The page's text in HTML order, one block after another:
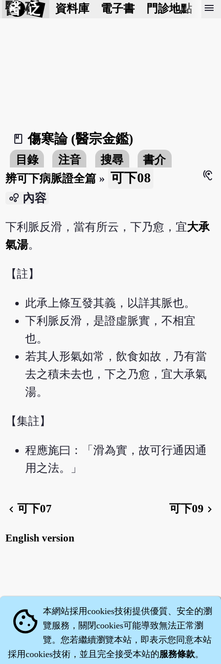
醫 砭 資料庫 電子書 門診地點 預
menu
book_2
傷寒論 (醫宗金鑑)
目錄 注音 搜尋
書介
辨可下病脈證全篇 » 可下08
hearing
bubble_chart 內容
下利脈反滑，當有所云，下乃愈，宜大承
氣湯。
【註】
此承上條互發其義，以詳其脈也。
下利脈反滑，是證虛脈實，不相宜
也。
若其人形氣如常，飲食如故，乃有當
去之積未去也，下之乃愈，宜大承氣
湯。
【集註】
程應旄曰：「滑為實，故可行通因通
用之法。」
chevron_left 可下07 可下09 chevron_right
English version
cookie 本網站採用cookies技術提供優質、安全的瀏
覽服務，關閉cookies可能導致無法正常瀏
覽。您若繼續瀏覽本站，即表示您同意本站
採用cookies技術，並且完全接受本站的服務條款。